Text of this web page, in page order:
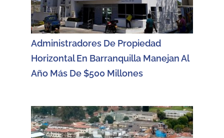
Administradores De Propiedad
Horizontal En Barranquilla Manejan Al
Año Más De $500 Millones